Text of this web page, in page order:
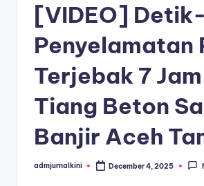
[VIDEO]
Penyelamatan
Terjebak 7
Tiang Beton
Banjir Aceh
Posted
admjurnalkini December 4, 2025